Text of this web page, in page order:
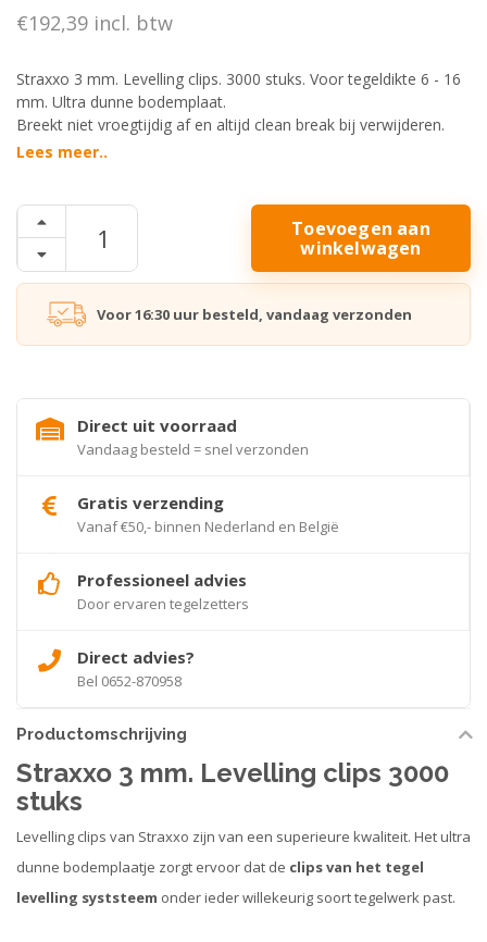
€192,39 incl. btw
Straxxo 3 mm. Levelling clips. 3000 stuks. Voor tegeldikte 6 - 16
mm. Ultra dunne bodemplaat.
Breekt niet vroegtijdig af en altijd clean break bij verwijderen.
Lees meer..
Toevoegen aan
winkelwagen
Voor 16:30 uur besteld, vandaag verzonden
Direct uit voorraad
Vandaag besteld = snel verzonden
Gratis verzending
Vanaf €50,- binnen Nederland en België
Professioneel advies
Door ervaren tegelzetters
Direct advies?
Bel 0652-870958
Productomschrijving
Straxxo 3 mm. Levelling clips 3000
stuks
Levelling clips van Straxxo zijn van een superieure kwaliteit. Het ultra
dunne bodemplaatje zorgt ervoor dat de clips van het tegel
levelling syststeem onder ieder willekeurig soort tegelwerk past.